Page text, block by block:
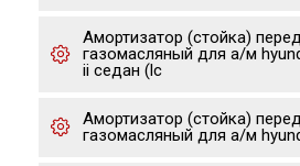
Амортизатор (стойка)
газомасляный для а/м
ii седан (lc
Амортизатор (стойка)
газомасляный для а/м